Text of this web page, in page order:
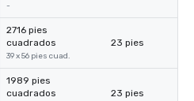
-
2716 pies
cuadrados
39 x 56 pies cuad.
23 pies
1989 pies
cuadrados
23 pies